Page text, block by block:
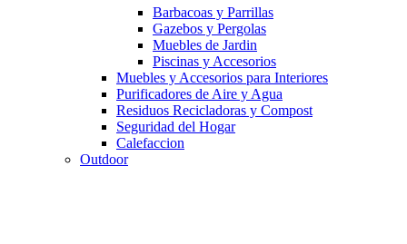
Barbacoas y Parrillas
Gazebos y Pergolas
Muebles de Jardin
Piscinas y Accesorios
Muebles y Accesorios para Interiores
Purificadores de Aire y Agua
Residuos Recicladoras y Compost
Seguridad del Hogar
Calefaccion
Outdoor